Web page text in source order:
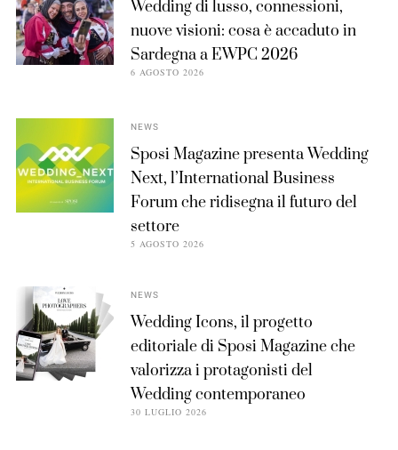
Wedding di lusso, connessioni,
nuove visioni: cosa è accaduto in
Sardegna a EWPC 2026
6 AGOSTO 2026
NEWS
Sposi Magazine presenta Wedding
Next, l’International Business
Forum che ridisegna il futuro del
settore
5 AGOSTO 2026
NEWS
Wedding Icons, il progetto
editoriale di Sposi Magazine che
valorizza i protagonisti del
Wedding contemporaneo
30 LUGLIO 2026